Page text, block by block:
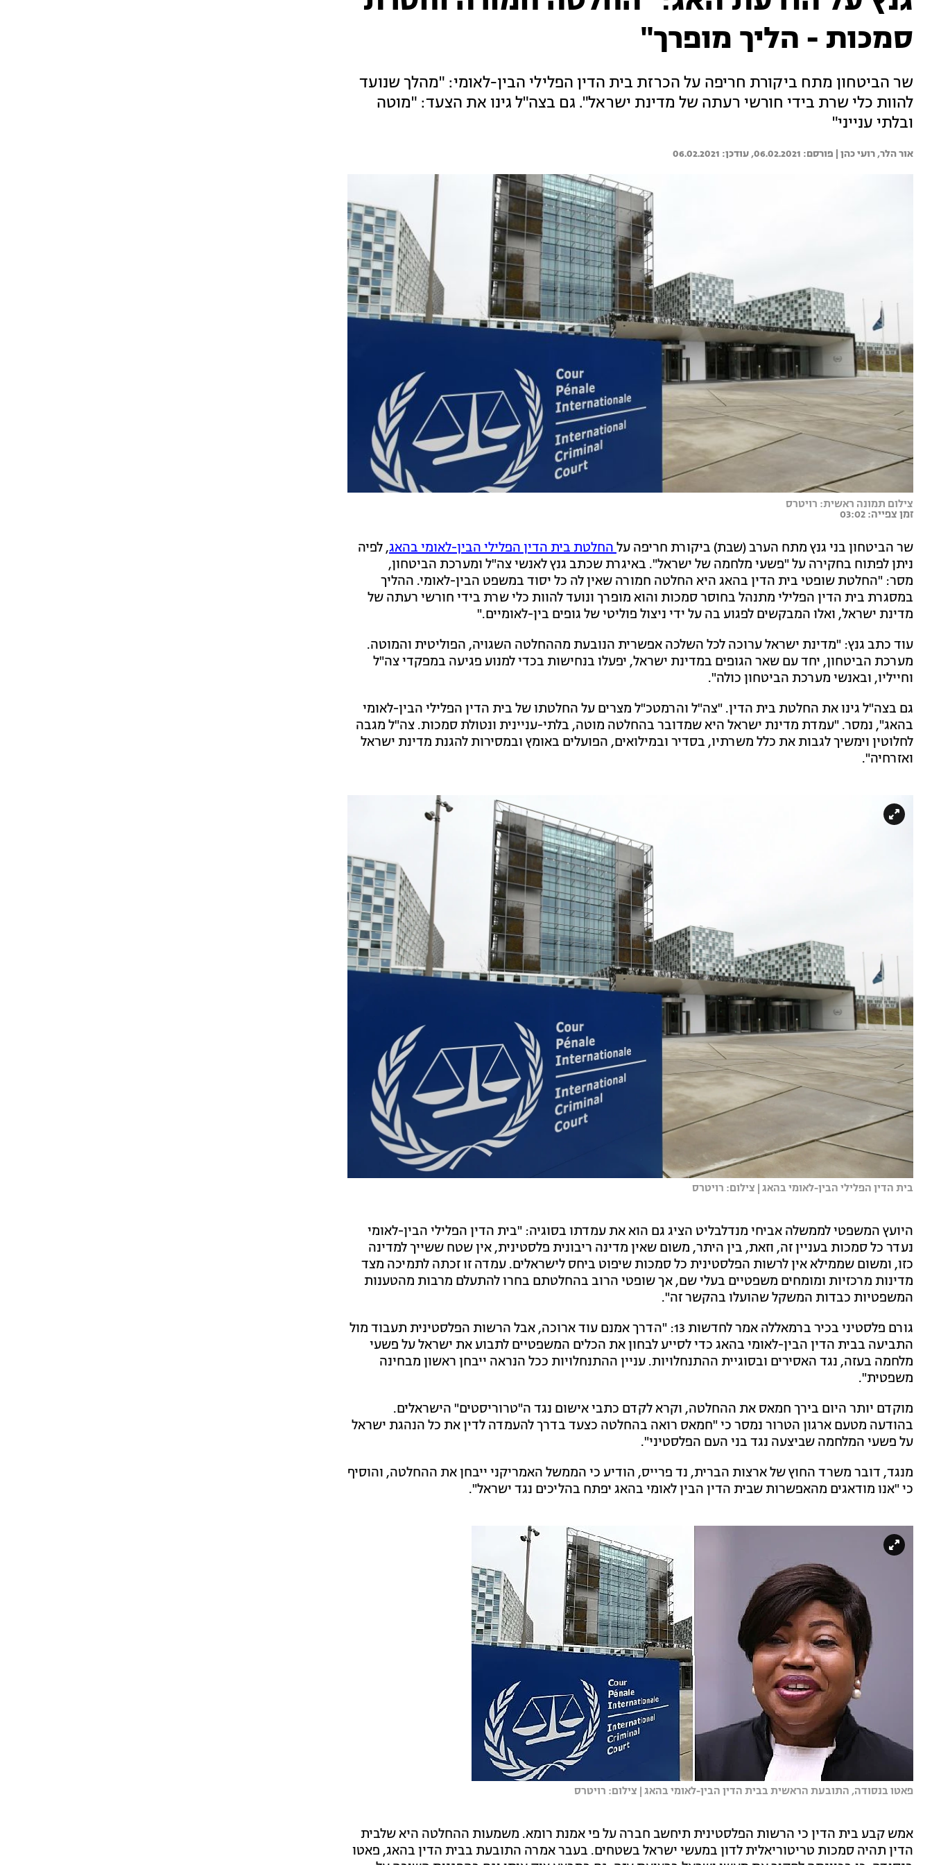
סמכות - הליך מופרך"
שר הביטחון מתח ביקורת חריפה על הכרזת בית הדין הפלילי הבין-לאומי: "מהלך שנועד
להוות כלי שרת בידי חורשי רעתה של מדינת ישראל". גם בצה"ל גינו את הצעד: "מוטה
ובלתי ענייני"
אור הלר, רועי כהן | 06.02.2021
06.02.2021
צילום תמונה ראשית: רויטרס
זמן צפייה: 03:02
שר הביטחון בני גנץ מתח הערב (שבת) ביקורת חריפה עלהחלטת בית הדין הפלילי הבין-לאומי בהאג, לפיה
ניתן לפתוח בחקירה על "פשעי מלחמה של ישראל". באיגרת שכתב גנץ לאנשי צה"ל ומערכת הביטחון,
מסר: "החלטת שופטי בית הדין בהאג היא החלטה חמורה שאין לה כל יסוד במשפט הבין-לאומי. ההליך
במסגרת בית הדין הפלילי מתנהל בחוסר סמכות והוא מופרך ונועד להוות כלי שרת בידי חורשי רעתה של
מדינת ישראל, ואלו המבקשים לפגוע בה על ידי ניצול פוליטי של גופים בין-לאומיים."
עוד כתב גנץ: "מדינת ישראל ערוכה לכל השלכה אפשרית הנובעת מההחלטה השגויה, הפוליטית והמוטה.
מערכת הביטחון, יחד עם שאר הגופים במדינת ישראל, יפעלו בנחישות בכדי למנוע פגיעה במפקדי צה"ל
וחייליו, ובאנשי מערכת הביטחון כולה".
גם בצה"ל גינו את החלטת בית הדין. "צה"ל והרמטכ"ל מצרים על החלטתו של בית הדין הפלילי הבין-לאומי
בהאג", נמסר. "עמדת מדינת ישראל היא שמדובר בהחלטה מוטה, בלתי-עניינית ונטולת סמכות. צה"ל מגבה
לחלוטין וימשיך לגבות את כלל משרתיו, בסדיר ובמילואים, הפועלים באומץ ובמסירות להגנת מדינת ישראל
ואזרחיה".
בית הדין הפלילי הבין-לאומי בהאג | צילום: רויטרס
היועץ המשפטי לממשלה אביחי מנדלבליט הציג גם הוא את עמדתו בסוגיה: "בית הדין הפלילי הבין-לאומי
נעדר כל סמכות בעניין זה, וזאת, בין היתר, משום שאין מדינה ריבונית פלסטינית, אין שטח ששייך למדינה
כזו, ומשום שממילא אין לרשות הפלסטינית כל סמכות שיפוט ביחס לישראלים. עמדה זו זכתה לתמיכה מצד
מדינות מרכזיות ומומחים משפטיים בעלי שם, אך שופטי הרוב בהחלטתם בחרו להתעלם מרבות מהטענות
המשפטיות כבדות המשקל שהועלו בהקשר זה".
גורם פלסטיני בכיר ברמאללה אמר לחדשות 13: "הדרך אמנם עוד ארוכה, אבל הרשות הפלסטינית תעבוד מול
התביעה בבית הדין הבין-לאומי בהאג כדי לסייע לבחון את הכלים המשפטיים לתבוע את ישראל על פשעי
מלחמה בעזה, נגד האסירים ובסוגיית ההתנחלויות. עניין ההתנחלויות ככל הנראה ייבחן ראשון מבחינה
משפטית".
מוקדם יותר היום בירך חמאס את ההחלטה, וקרא לקדם כתבי אישום נגד ה"טרוריסטים" הישראלים.
בהודעה מטעם ארגון הטרור נמסר כי "חמאס רואה בהחלטה כצעד בדרך להעמדה לדין את כל הנהגת ישראל
על פשעי המלחמה שביצעה נגד בני העם הפלסטיני".
מנגד, דובר משרד החוץ של ארצות הברית, נד פרייס, הודיע כי הממשל האמריקני ייבחן את ההחלטה, והוסיף
כי "אנו מודאגים מהאפשרות שבית הדין הבין לאומי בהאג יפתח בהליכים נגד ישראל".
פאטו בנסודה, התובעת הראשית בבית הדין הבין-לאומי בהאג | צילום: רויטרס
אמש קבע בית הדין כי הרשות הפלסטינית תיחשב חברה על פי אמנת רומא. משמעות ההחלטה היא שלבית
הדין תהיה סמכות טריטוריאלית לדון במעשי ישראל בשטחים. בעבר אמרה התובעת בבית הדין בהאג, פאטו